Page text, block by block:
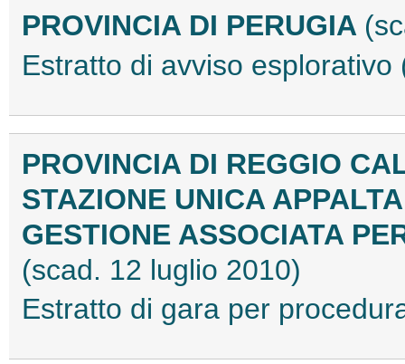
PROVINCIA DI PERUGIA
Estratto di avviso esplorativo
PROVINCIA DI REGGIO
STAZIONE UNICA
GESTIONE ASSOCIATA
(scad. 12 luglio 2010)
Estratto di gara per